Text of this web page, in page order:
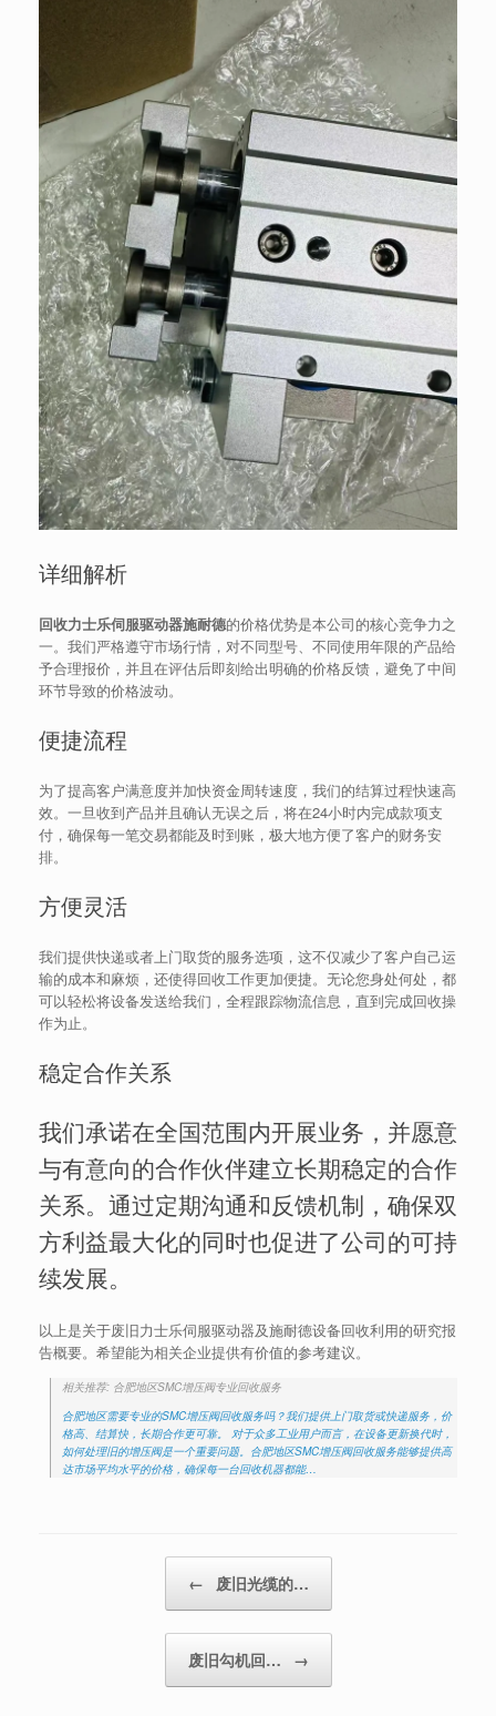
详细解析
回收力士乐伺服驱动器施耐德的价格优势是本公司的核心竞争力之
一。我们严格遵守市场行情，对不同型号、不同使用年限的产品给
予合理报价，并且在评估后即刻给出明确的价格反馈，避免了中间
环节导致的价格波动。
便捷流程
为了提高客户满意度并加快资金周转速度，我们的结算过程快速高
效。一旦收到产品并且确认无误之后，将在24小时内完成款项支
付，确保每一笔交易都能及时到账，极大地方便了客户的财务安
排。
方便灵活
我们提供快递或者上门取货的服务选项，这不仅减少了客户自己运
输的成本和麻烦，还使得回收工作更加便捷。无论您身处何处，都
可以轻松将设备发送给我们，全程跟踪物流信息，直到完成回收操
作为止。
稳定合作关系
我们承诺在全国范围内开展业务，并愿意
与有意向的合作伙伴建立长期稳定的合作
关系。通过定期沟通和反馈机制，确保双
方利益最大化的同时也促进了公司的可持
续发展。
以上是关于废旧力士乐伺服驱动器及施耐德设备回收利用的研究报
告概要。希望能为相关企业提供有价值的参考建议。
相关推荐: 合肥地区SMC增压阀专业回收服务
合肥地区需要专业的SMC增压阀回收服务吗？我们提供上门取货或快递服务，价
格高、结算快，长期合作更可靠。 对于众多工业用户而言，在设备更新换代时，
如何处理旧的增压阀是一个重要问题。合肥地区SMC增压阀回收服务能够提供高
达市场平均水平的价格，确保每一台回收机器都能…
← 废旧光缆的…
废旧勾机回… →